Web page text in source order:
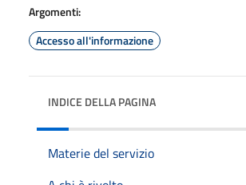
Argomenti:
Accesso all'informazione
INDICE DELLA PAGINA
Materie del servizio